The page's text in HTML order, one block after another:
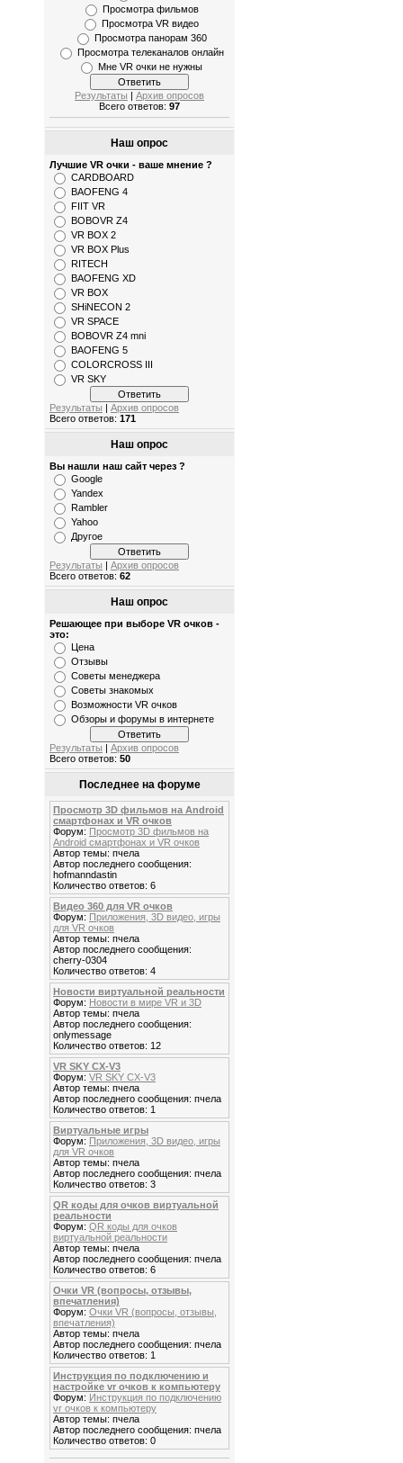
Просмотра фильмов
Просмотра VR видео
Просмотра панорам 360
Просмотра телеканалов онлайн
Мне VR очки не нужны
Результаты
Архив опросов
Всего ответов: 97
Наш опрос
Лучшие VR очки - ваше мнение ?
CARDBOARD
BAOFENG 4
FIIT VR
BOBOVR Z4
VR BOX 2
VR BOX Plus
RITECH
BAOFENG XD
VR BOX
SHiNECON 2
VR SPACE
BOBOVR Z4 mni
BAOFENG 5
COLORCROSS III
VR SKY
Результаты
Архив опросов
Всего ответов: 171
Наш опрос
Вы нашли наш сайт через ?
Google
Yandex
Rambler
Yahoo
Другое
Результаты
Архив опросов
Всего ответов: 62
Наш опрос
Решающее при выборе VR очков -
это:
Цена
Отзывы
Советы менеджера
Советы знакомых
Возможности VR очков
Обзоры и форумы в интернете
Результаты
Архив опросов
Всего ответов: 50
Последнее на форуме
Просмотр 3D фильмов на Android
смартфонах и VR очков
Форум: Просмотр 3D фильмов на
Android смартфонах и VR очков
Автор темы: пчела
Автор последнего сообщения:
hofmanndastin
Количество ответов: 6
Видео 360 для VR очков
Форум: Приложения, 3D видео, игры
для VR очков
Автор темы: пчела
Автор последнего сообщения:
cherry-0304
Количество ответов: 4
Новости виртуальной реальности
Форум: Новости в мире VR и 3D
Автор темы: пчела
Автор последнего сообщения:
onlymessage
Количество ответов: 12
VR SKY CX-V3
Форум: VR SKY CX-V3
Автор темы: пчела
Автор последнего сообщения: пчела
Количество ответов: 1
Виртуальные игры
Форум: Приложения, 3D видео, игры
для VR очков
Автор темы: пчела
Автор последнего сообщения: пчела
Количество ответов: 3
QR коды для очков виртуальной
реальности
Форум: QR коды для очков
виртуальной реальности
Автор темы: пчела
Автор последнего сообщения: пчела
Количество ответов: 6
Очки VR (вопросы, отзывы,
впечатления)
Форум: Очки VR (вопросы, отзывы,
впечатления)
Автор темы: пчела
Автор последнего сообщения: пчела
Количество ответов: 1
Инструкция по подключению и
настройке vr очков к компьютеру
Форум: Инструкция по подключению
vr очков к компьютеру
Автор темы: пчела
Автор последнего сообщения: пчела
Количество ответов: 0